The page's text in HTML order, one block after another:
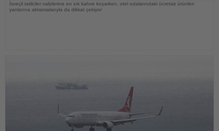
İsveçli tatilciler valizlerine en sık kahve koyarken, otel odalarındaki ücretsiz ürünleri
yanlarına almamalarıyla da dikkat çekiyor